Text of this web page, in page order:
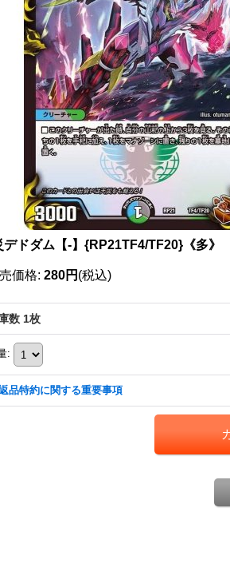
デドダム【-】{RP21TF4/TF20}《多》
価格: 280円 (税込)
数 1枚
:
品特約に関する重要事項